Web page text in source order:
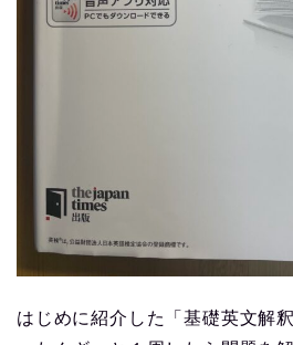
はじめに紹介した「基礎英文解